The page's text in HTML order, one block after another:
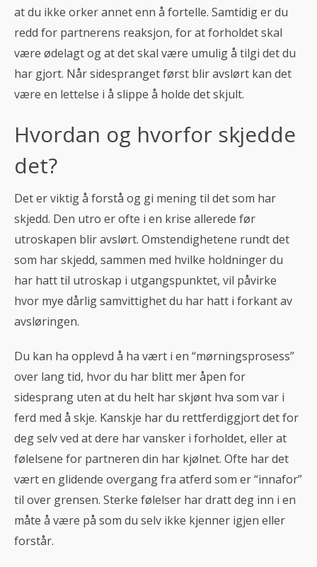
at du ikke orker annet enn å fortelle. Samtidig er du
redd for partnerens reaksjon, for at forholdet skal
være ødelagt og at det skal være umulig å tilgi det du
har gjort. Når sidespranget først blir avslørt kan det
være en lettelse i å slippe å holde det skjult.
Hvordan og hvorfor skjedde
det?
Det er viktig å forstå og gi mening til det som har
skjedd. Den utro er ofte i en krise allerede før
utroskapen blir avslørt. Omstendighetene rundt det
som har skjedd, sammen med hvilke holdninger du
har hatt til utroskap i utgangspunktet, vil påvirke
hvor mye dårlig samvittighet du har hatt i forkant av
avsløringen.
Du kan ha opplevd å ha vært i en “mørningsprosess”
over lang tid, hvor du har blitt mer åpen for
sidesprang uten at du helt har skjønt hva som var i
ferd med å skje. Kanskje har du rettferdiggjort det for
deg selv ved at dere har vansker i forholdet, eller at
følelsene for partneren din har kjølnet. Ofte har det
vært en glidende overgang fra atferd som er “innafor”
til over grensen. Sterke følelser har dratt deg inn i en
måte å være på som du selv ikke kjenner igjen eller
forstår.